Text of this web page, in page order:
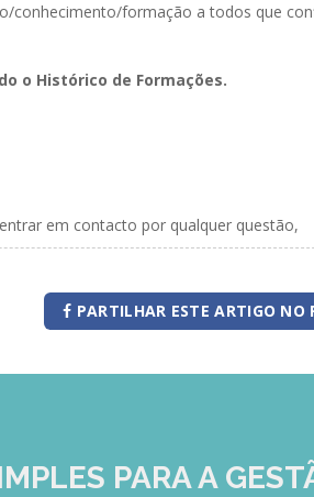
formação a todos que
o Histórico de Formações.
em contacto por qualquer questão,
PARTILHAR ESTE ARTIGO NO
PARA A